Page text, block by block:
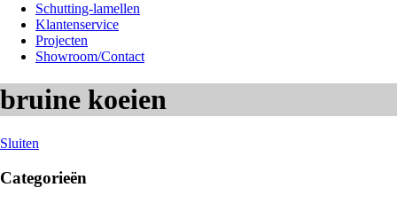
Schutting-lamellen
Klantenservice
Projecten
Showroom/Contact
bruine koeien
Sluiten
Categorieën